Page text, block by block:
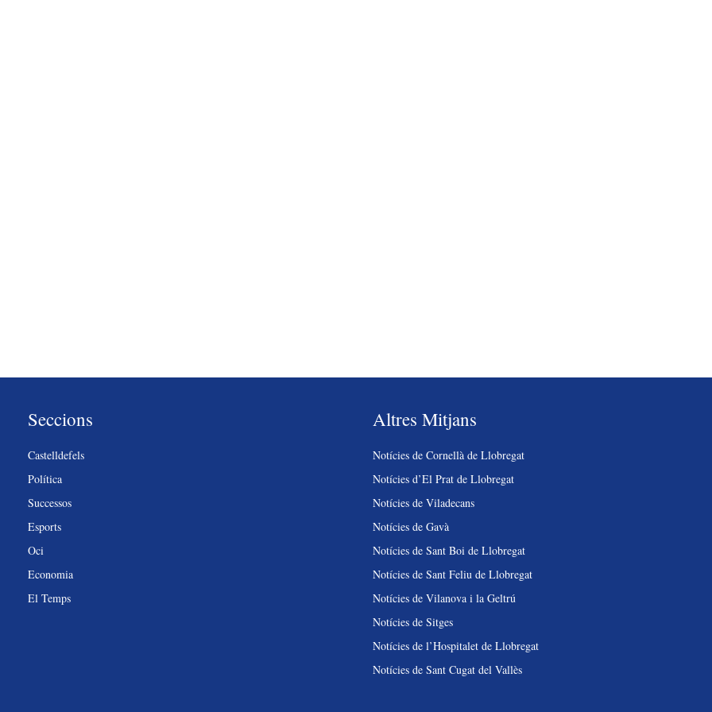
Seccions
Castelldefels
Política
Successos
Esports
Oci
Economia
El Temps
Altres Mitjans
Notícies de Cornellà de Llobregat
Notícies d’El Prat de Llobregat
Notícies de Viladecans
Notícies de Gavà
Notícies de Sant Boi de Llobregat
Notícies de Sant Feliu de Llobregat
Notícies de Vilanova i la Geltrú
Notícies de Sitges
Notícies de l’Hospitalet de Llobregat
Notícies de Sant Cugat del Vallès